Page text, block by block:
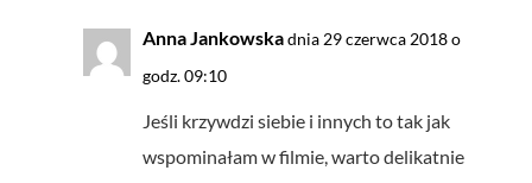
Anna Jankowskadnia 29 czerwca 2018 o
godz. 09:10
Jeśli krzywdzi siebie i innych to tak jak
wspominałam w filmie, warto delikatnie